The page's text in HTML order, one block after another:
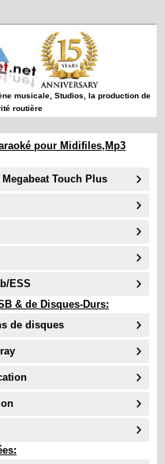
musicale, Studios, la production de
routière
pour Midifiles,Mp3
Touch Plus
ESS
& de Disques-Durs:
de disques